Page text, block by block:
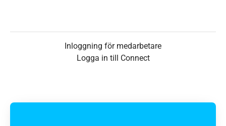
Inloggning för medarbetare
Logga in till Connect